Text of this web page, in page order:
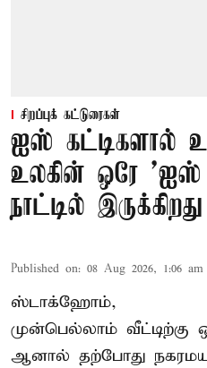
சிறப்புக் கட்டுரைகள்
ஐஸ் கட்டிகளால்
உலகின் ஒரே
நாட்டில்
Published on: 08 Aug 2026, 1:06 am
ஸ்டாக்ஹோம்,
முன்பெல்லாம் வீட்டிற்கு
ஆனால் தற்போது